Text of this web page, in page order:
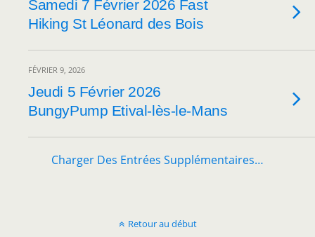
Samedi 7 Février 2026 Fast
Hiking St Léonard des Bois
FÉVRIER 9, 2026
Jeudi 5 Février 2026
BungyPump Etival-lès-le-Mans
Charger Des Entrées Supplémentaires…
Retour au début